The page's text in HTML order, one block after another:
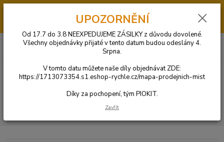
ODESÍLÁNY OBJEDNÁVKY. Díly si můžete objednat u jednoho z našich
obchodních partnerů KLIKNUTÍM ZDE.
Menu
CZK
+420 731 269 669
za
UPOZORNĚNÍ
Od 17.7 do 3.8 NEEXPEDUJEME ZÁSILKY z důvodu dovolené.
Všechny objednávky přijaté v tento datum budou odeslány 4.
Srpna.
V tomto datu můžete naše díly objednávat ZDE:
https://1713073354.s1.eshop-rychle.cz/mapa-prodejnich-mist
Díky za pochopení, tým PIOKIT.
Zavřít